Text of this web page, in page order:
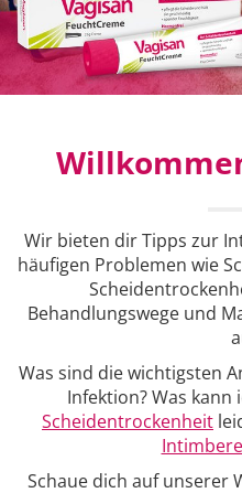
Wir bieten dir Tipps zur
häufigen Problemen wie
Behandlungswege und
Was sind die wichtigsten
Infektion? Was
Scheidentrockenheit
Schaue dich auf unserer